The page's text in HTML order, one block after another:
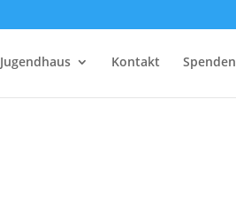
Jugendhaus Kontakt Spenden